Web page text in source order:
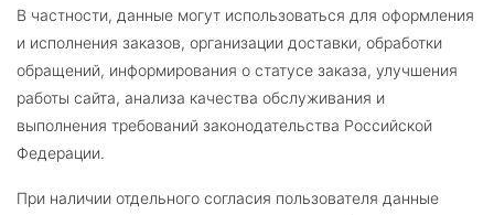
В частности, данные могут использоваться для оформления
и исполнения заказов, организации доставки, обработки
обращений, информирования о статусе заказа, улучшения
работы сайта, анализа качества обслуживания и
выполнения требований законодательства Российской
Федерации.
При наличии отдельного согласия пользователя данные